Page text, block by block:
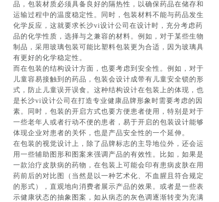
品，包装材质必须具备良好的隔热性，以确保药品在储存和
运输过程中的温度稳定性。同时，包装材料不能与药品发生
化学反应，这就要求长沙vi设计公司在设计时，充分考虑药
品的化学性质，选择与之兼容的材料。例如，对于某些生物
制品，采用玻璃包装可能比塑料包装更为合适，因为玻璃具
有更好的化学稳定性。
而在包装的结构设计方面，也要考虑到安全性。例如，对于
儿童容易接触到的药品，包装会设计成带有儿童安全锁的形
式，防止儿童误开误食。这种结构设计在包装上的体现，也
是长沙vi设计公司在打造专业健康品牌形象时需要考虑的因
素。同时，包装的开启方式也要方便患者使用，特别是对于
一些老年人或者行动不便的患者，易于开启的包装设计能够
体现企业对患者的关怀，也是产品安全性的一个延伸。
在包装的视觉设计上，除了品牌标志的主导地位外，还会运
用一些辅助图形和图案来强调产品的有效性。比如，如果是
一款治疗皮肤病的药物，在包装上可能会印有患病皮肤在用
药前后的对比图（当然是以一种艺术化、不血腥且符合规定
的形式），直观地向消费者展示产品的效果。或者是一些表
示健康状态的抽象图案，如从病态的灰色调逐渐转变为充满